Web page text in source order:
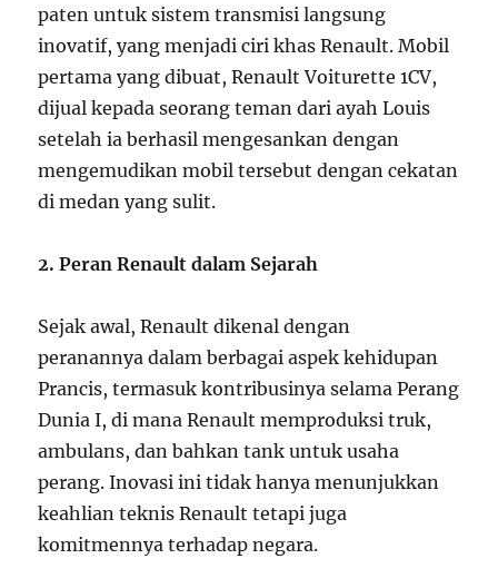
paten untuk sistem transmisi langsung
inovatif, yang menjadi ciri khas Renault. Mobil
pertama yang dibuat, Renault Voiturette 1CV,
dijual kepada seorang teman dari ayah Louis
setelah ia berhasil mengesankan dengan
mengemudikan mobil tersebut dengan cekatan
di medan yang sulit.
2. Peran Renault dalam Sejarah
Sejak awal, Renault dikenal dengan
peranannya dalam berbagai aspek kehidupan
Prancis, termasuk kontribusinya selama Perang
Dunia I, di mana Renault memproduksi truk,
ambulans, dan bahkan tank untuk usaha
perang. Inovasi ini tidak hanya menunjukkan
keahlian teknis Renault tetapi juga
komitmennya terhadap negara.